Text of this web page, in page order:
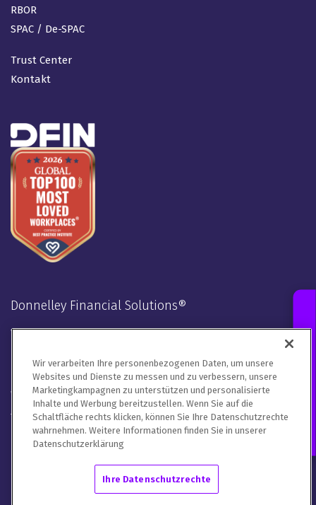
RBOR
SPAC / De-SPAC
Trust Center
Kontakt
Donnelley Financial Solutions®
Verbunden bleiben
LinkedInTwitterFacebookInstagramYoutube
Wir behandeln Ihre Kontaktdaten in Übereinstimmung mit
unserer Datenschutzerklärung,der Cookie-Richtlinieund den
Nutzungsbestimmungen.
Bitte teilen Sie uns mit, wie Sie mit DFIN kommunizieren
möchten. Sie können sich von allen Mitteilungen abmelden oder
hier anpassen.
Wir verarbeiten Ihre personenbezogenen Daten, um unsere
Websites und Dienste zu messen und zu verbessern, unsere
Marketingkampagnen zu unterstützen und personalisierte
Inhalte und Werbung bereitzustellen. Wenn Sie auf die
Schaltfläche rechts klicken, können Sie Ihre Datenschutzrechte
wahrnehmen. Weitere Informationen finden Sie in unserer
Datenschutzerklärung
Ihre Datenschutzrechte